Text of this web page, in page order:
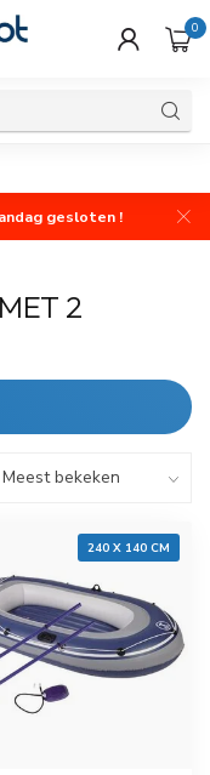
0
gesloten !
2
240 X 140 CM